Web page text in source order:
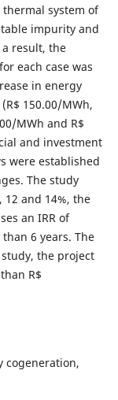
system of
impurity and
result, the
each case was
in energy
150.00/MWh,
MWh and R$
and investment
were established
The study
and 14%, the
an IRR of
6 years. The
the project
R$
cogeneration,